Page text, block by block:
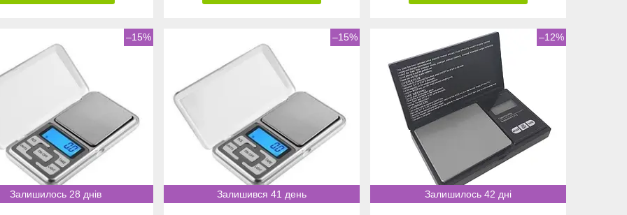
–15%
Залишилось 28 днів
–15%
Залишився 41 день
–12%
Залишилось 42 дні